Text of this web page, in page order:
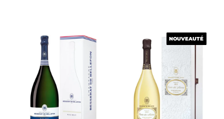
NOUVEAUTÉ
NOUVEAUTÉ